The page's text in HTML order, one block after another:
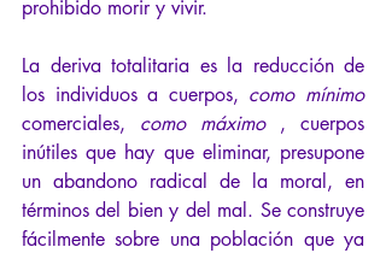
prohibido morir y vivir.
La deriva totalitaria es la reducción de
los individuos a cuerpos, como mínimo
comerciales, como máximo , cuerpos
inútiles que hay que eliminar, presupone
un abandono radical de la moral, en
términos del bien y del mal. Se construye
fácilmente sobre una población que ya